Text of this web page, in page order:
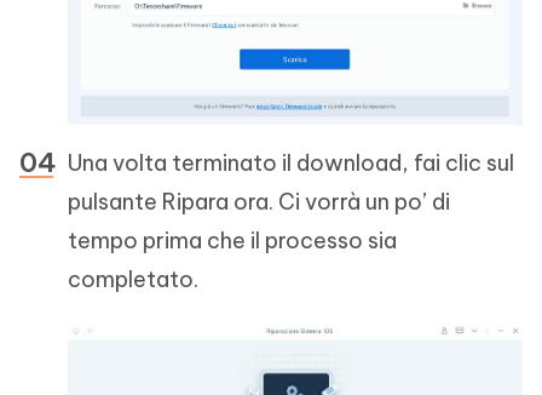
Una volta terminato il download, fai clic sul
pulsante Ripara ora. Ci vorrà un po’ di
tempo prima che il processo sia
completato.